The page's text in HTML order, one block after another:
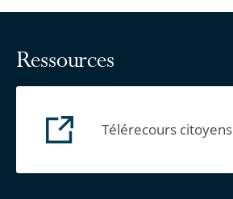
Ressources
Télérecours citoyens